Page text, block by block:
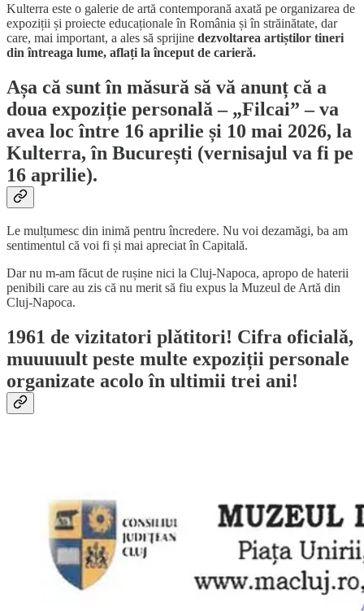
Kulterra este o galerie de artă contemporană axată pe organizarea de
expoziții și proiecte educaționale în România și în străinătate, dar
care, mai important, a ales să sprijine dezvoltarea artiștilor tineri
din întreaga lume, aflați la început de carieră.
Așa că sunt în măsură să vă anunț că a
doua expoziție personală – „Filcai” – va
avea loc între 16 aprilie și 10 mai 2026, la
Kulterra, în București (vernisajul va fi pe
16 aprilie).
Le mulțumesc din inimă pentru încredere. Nu voi dezamăgi, ba am
sentimentul că voi fi și mai apreciat în Capitală.
Dar nu m-am făcut de rușine nici la Cluj-Napoca, apropo de haterii
penibili care au zis că nu merit să fiu expus la Muzeul de Artă din
Cluj-Napoca.
1961 de vizitatori plǎtitori! Cifra oficialǎ,
muuuuult peste multe expoziții personale
organizate acolo în ultimii trei ani!